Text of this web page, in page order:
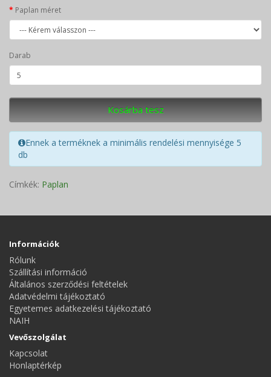
Paplan méret
Darab
Kosárba tesz
Ennek a terméknek a minimális rendelési mennyisége 5
db
Címkék: Paplan
Információk
Rólunk
Szállítási információ
Általános szerződési feltételek
Adatvédelmi tájékoztató
Egyetemes adatkezelési tájékoztató
NAIH
Vevőszolgálat
Kapcsolat
Honlaptérkép